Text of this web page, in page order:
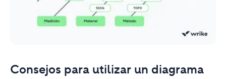
Consejos para utilizar un diagrama